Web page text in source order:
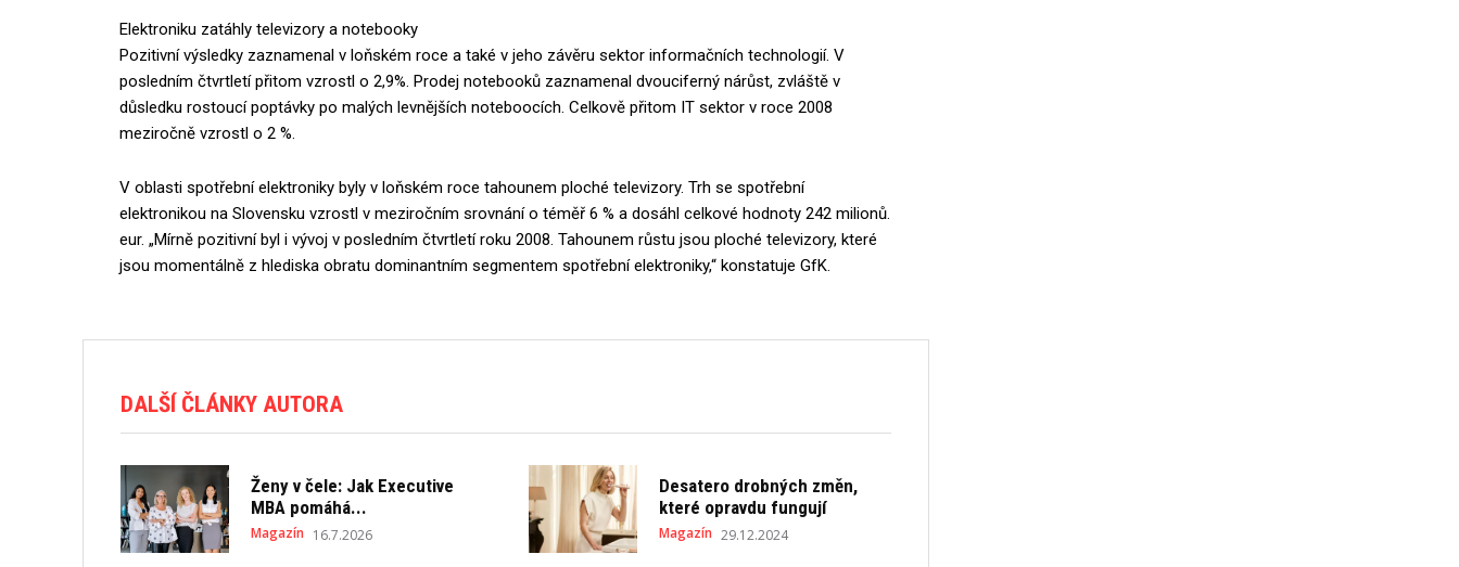
Elektroniku zatáhly televizory a notebooky
Pozitivní výsledky zaznamenal v loňském roce a také v jeho závěru sektor informačních technologií. V
posledním čtvrtletí přitom vzrostl o 2,9%. Prodej notebooků zaznamenal dvouciferný nárůst, zvláště v
důsledku rostoucí poptávky po malých levnějších noteboocích. Celkově přitom IT sektor v roce 2008
meziročně vzrostl o 2 %.
V oblasti spotřební elektroniky byly v loňském roce tahounem ploché televizory. Trh se spotřební
elektronikou na Slovensku vzrostl v meziročním srovnání o téměř 6 % a dosáhl celkové hodnoty 242 milionů.
eur. „Mírně pozitivní byl i vývoj v posledním čtvrtletí roku 2008. Tahounem růstu jsou ploché televizory, které
jsou momentálně z hlediska obratu dominantním segmentem spotřební elektroniky,“ konstatuje GfK.
DALŠÍ ČLÁNKY AUTORA
Ženy v čele: Jak Executive
MBA pomáhá...
Magazín 16.7.2026
Desatero drobných změn,
které opravdu fungují
Magazín 29.12.2024